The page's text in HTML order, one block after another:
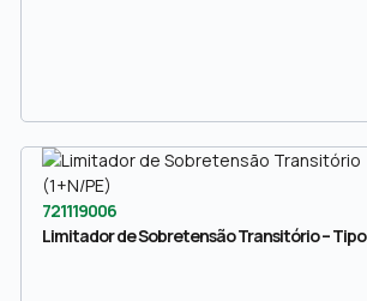
721119006
Limitador de Sobretensão Transitório – Tipo